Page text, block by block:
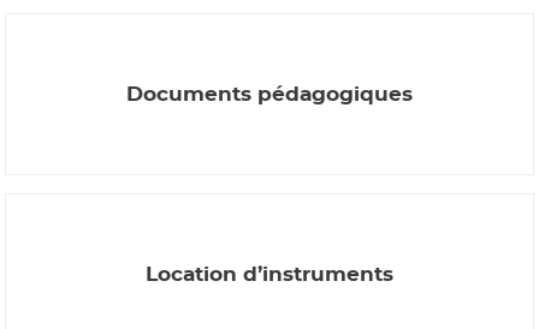
Documents pédagogiques
Location d’instruments